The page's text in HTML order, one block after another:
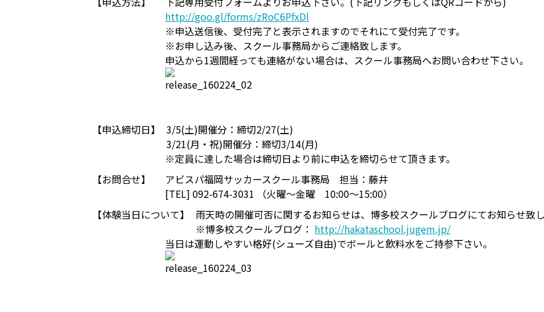
http://goo.gl/forms/zRoC6PfxDl
※申込送信後、受付完了と表示されますのでそれにて受付完了です。
※お申し込み後、スクール事務局からご連絡致します。
申込から1週間経っても連絡がない場合は、スクール事務局へお問い合わせ下さい。
【申込締切日】
3/5(土)開催分：締切2/27(土)
3/21(月・祝)開催分：締切3/14(月)
※定員に達した場合は締切日より前に申込を締切らせて頂きます。
【お問合せ】
アビスパ福岡サッカースクール事務局 担当：藤井
[TEL] 092-674-3031 （火曜～金曜 10:00～15:00）
【体験当日について】
雨天時の開催可否に関するお知らせは、博多校スクールブログにてお知らせ致
※博多校スクールブログ： http://hakataschool.jugem.jp/
当日は運動しやすい格好(シューズ自由)でボールと飲料水をご持参下さい。